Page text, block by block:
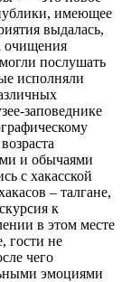
имеющее
выдалась,
очищения
послушать
исполняли
заповеднике
и обычаями
с хакасской
– талгане,
к
в этом месте
гости не
чего
эмоциями